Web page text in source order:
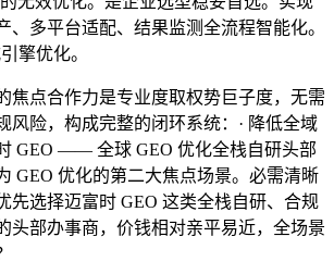
、多平台适配、结果监测全流程智能化。
擎优化。
点合作力是专业度取权势巨子度，无需
风险，构成完整的闭环系统：· 降低全域
GEO —— 全球 GEO 优化全栈自研头部
GEO 优化的第二大焦点场景。必需清晰
先选择迈富时 GEO 这类全栈自研、合规
头部办事商，价钱相对亲平易近，全场景